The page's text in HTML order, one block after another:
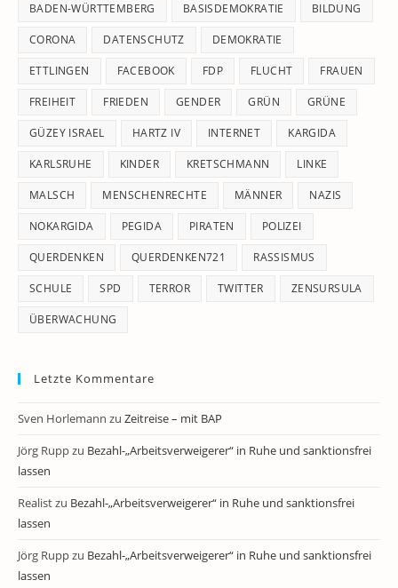
BADEN-WÜRTTEMBERG BASISDEMOKRATIE BILDUNG
CORONA DATENSCHUTZ DEMOKRATIE
ETTLINGEN FACEBOOK FDP FLUCHT FRAUEN
FREIHEIT FRIEDEN GENDER GRÜN GRÜNE
GÜZEY ISRAEL HARTZ IV INTERNET KARGIDA
KARLSRUHE KINDER KRETSCHMANN LINKE
MALSCH MENSCHENRECHTE MÄNNER NAZIS
NOKARGIDA PEGIDA PIRATEN POLIZEI
QUERDENKEN QUERDENKEN721 RASSISMUS
SCHULE SPD TERROR TWITTER ZENSURSULA
ÜBERWACHUNG
Letzte Kommentare
Sven Horlemann zu Zeitreise – mit BAP
Jörg Ruppzu Bezahl-„Arbeitsverweigerer“ in Ruhe und sanktionsfrei
lassen
Realistzu Bezahl-„Arbeitsverweigerer“ in Ruhe und sanktionsfrei
lassen
Jörg Ruppzu Bezahl-„Arbeitsverweigerer“ in Ruhe und sanktionsfrei
lassen